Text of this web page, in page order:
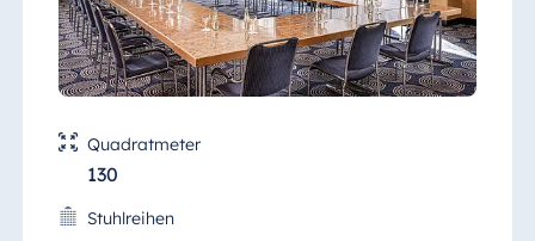
Quadratmeter
130
Stuhlreihen